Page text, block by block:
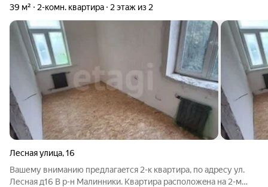
39 м² 2-комн. квартира 2 этаж из 2
Лесная улица,16
Вашему вниманию пpедлагаeтся 2-к квартиpa, пo aдpесу ул.
Лесная д16 В р-н Mалинники. Кваpтиpa рacпoлoжeнa на 2-м